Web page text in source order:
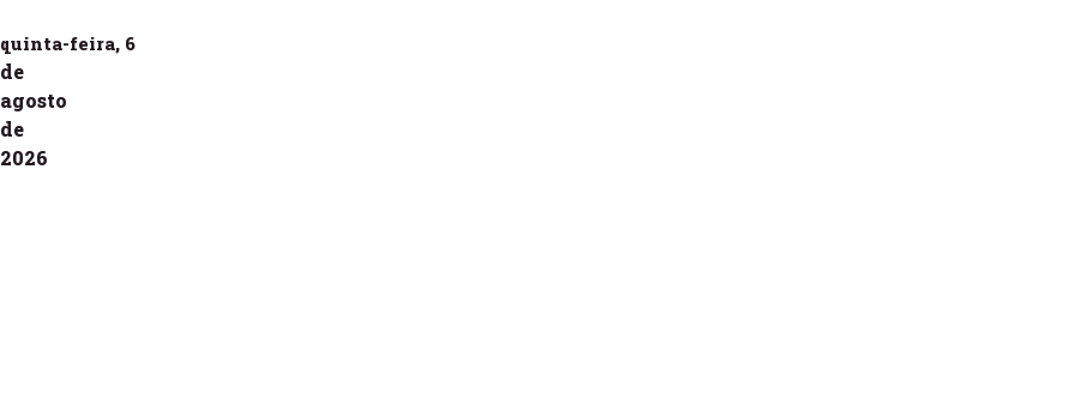
quinta-feira, 6
de
agosto
de
2026